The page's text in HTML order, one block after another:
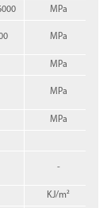
MPa
MPa
MPa
MPa
MPa
-
KJ/m²